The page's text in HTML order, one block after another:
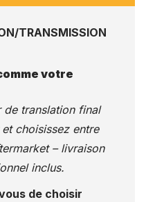
TRANSMISSION
votre
de translation final
choisissez entre
– livraison
inclus.
de choisir